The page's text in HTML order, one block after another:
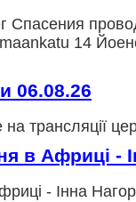
Спасения
14
06.08.26
трансляції
в Африці -
- Інна